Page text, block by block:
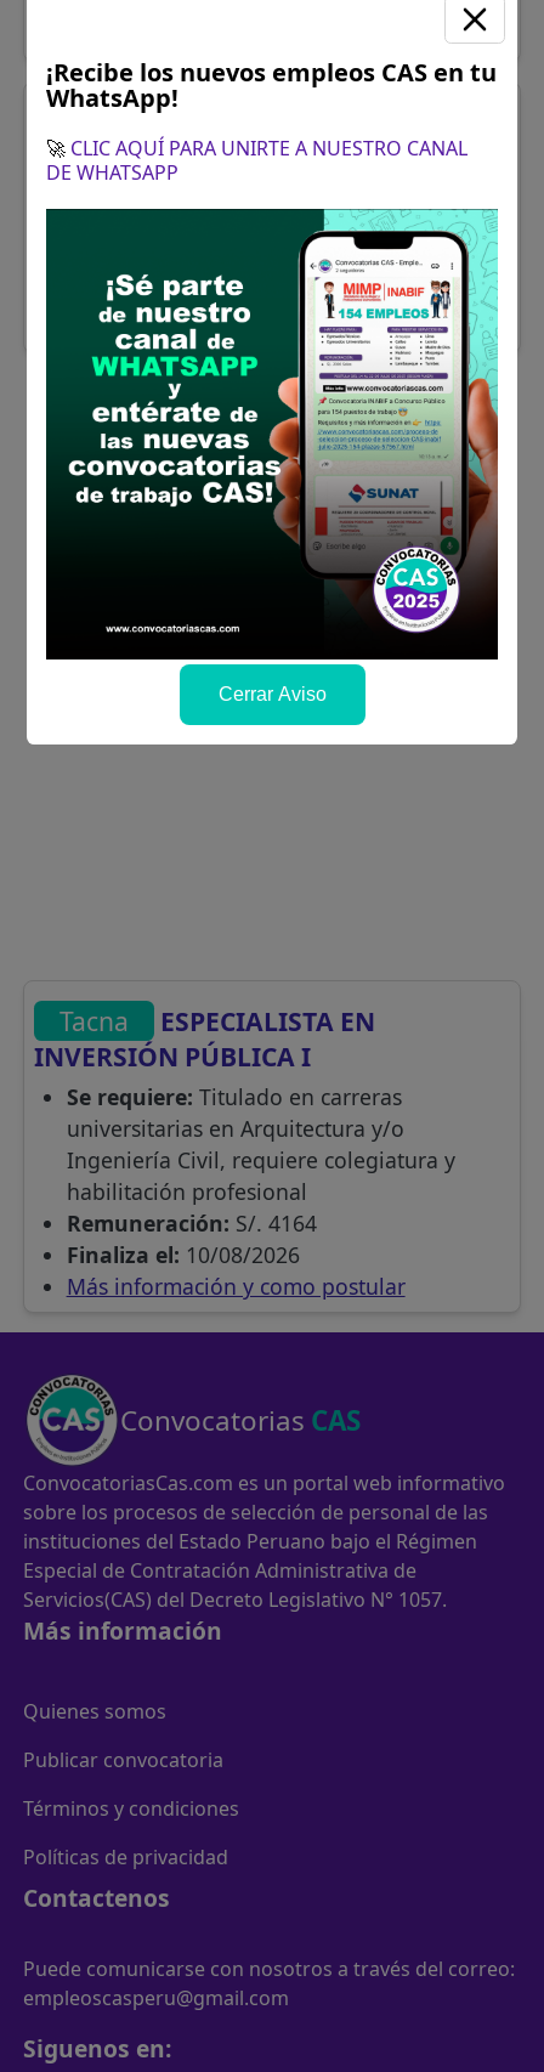
BIOLOGO(A)
Se requiere:
habilitación profesional
S/. 2475
Finaliza el:10/08/2026
Más información y como postular
Tacna
ESPECIALISTA EN
INVERSIÓN PÚBLICA I
Se requiere: Titulado en carreras
universitarias en Arquitectura y/o
Ingeniería Civil, requiere colegiatura y
habilitación profesional
Remuneración: S/. 4164
Finaliza el: 10/08/2026
Más información y como postular
Convocatorias CAS
ConvocatoriasCas.com es un portal web informativo
sobre los procesos de selección de personal de las
instituciones del Estado Peruano bajo el Régimen
Especial de Contratación Administrativa de
Servicios(CAS) del Decreto Legislativo N° 1057.
Más información
Quienes somos
Publicar convocatoria
Términos y condiciones
Políticas de privacidad
Contactenos
Puede comunicarse con nosotros a través del correo:
empleoscasperu@gmail.com
Siguenos en:
¡Recibe los nuevos empleos CAS en tu
WhatsApp!
🚀 CLIC AQUÍ PARA UNIRTE A NUESTRO CANAL
DE WHATSAPP
Cerrar Aviso